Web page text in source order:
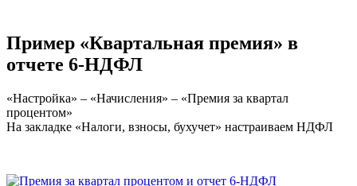
Пример «Квартальная премия» в
отчете 6-НДФЛ
«Настройка» – «Начисления» – «Премия за квартал
процентом»
На закладке «Налоги, взносы, бухучет» настраиваем НДФЛ